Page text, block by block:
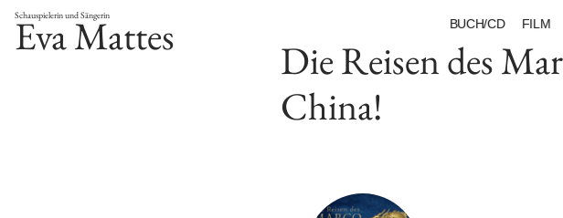
Schauspielerin und Sängerin
Eva Mattes BUCH/CD FILM
Die Reisen des
China!